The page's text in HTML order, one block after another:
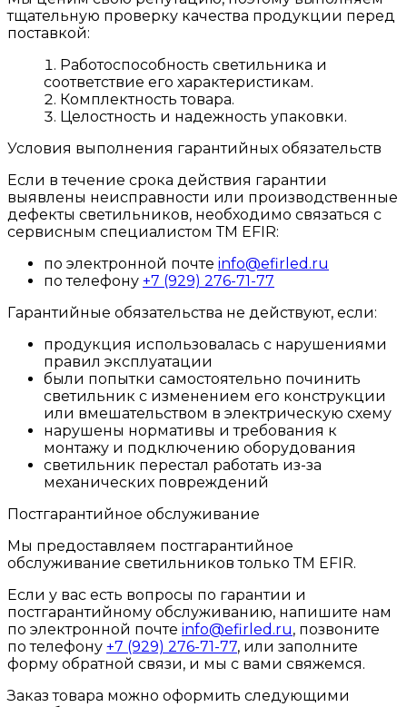
тщательную проверку качества продукции перед
поставкой:
Работоспособность светильника и
соответствие его характеристикам.
Комплектность товара.
Целостность и надежность упаковки.
Условия выполнения гарантийных обязательств
Если в течение срока действия гарантии
выявлены неисправности или производственные
дефекты светильников, необходимо связаться с
сервисным специалистом ТМ EFIR:
по электронной почте info@efirled.ru
по телефону +7 (929) 276-71-77
Гарантийные обязательства не действуют, если:
продукция использовалась с нарушениями
правил эксплуатации
были попытки самостоятельно починить
светильник с изменением его конструкции
или вмешательством в электрическую схему
нарушены нормативы и требования к
монтажу и подключению оборудования
светильник перестал работать из-за
механических повреждений
Постгарантийное обслуживание
Мы предоставляем постгарантийное
обслуживание светильников только ТМ EFIR.
Если у вас есть вопросы по гарантии и
постгарантийному обслуживанию, напишите нам
по электронной почте info@efirled.ru, позвоните
по телефону +7 (929) 276-71-77, или заполните
форму обратной связи, и мы с вами свяжемся.
Заказ товара можно оформить следующими